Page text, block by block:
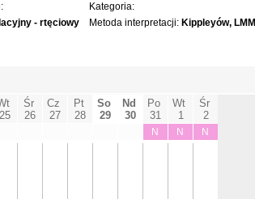
- rtęciowy
Kategoria:
Metoda interpretacji: Kippleyów, LMM